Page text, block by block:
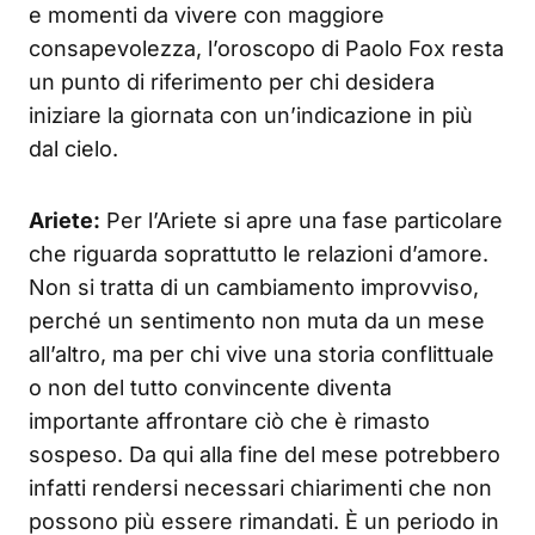
e momenti da vivere con maggiore
consapevolezza, l’oroscopo di Paolo Fox resta
un punto di riferimento per chi desidera
iniziare la giornata con un’indicazione in più
dal cielo.
Ariete: Per l’Ariete si apre una fase particolare
che riguarda soprattutto le relazioni d’amore.
Non si tratta di un cambiamento improvviso,
perché un sentimento non muta da un mese
all’altro, ma per chi vive una storia conflittuale
o non del tutto convincente diventa
importante affrontare ciò che è rimasto
sospeso. Da qui alla fine del mese potrebbero
infatti rendersi necessari chiarimenti che non
possono più essere rimandati. È un periodo in